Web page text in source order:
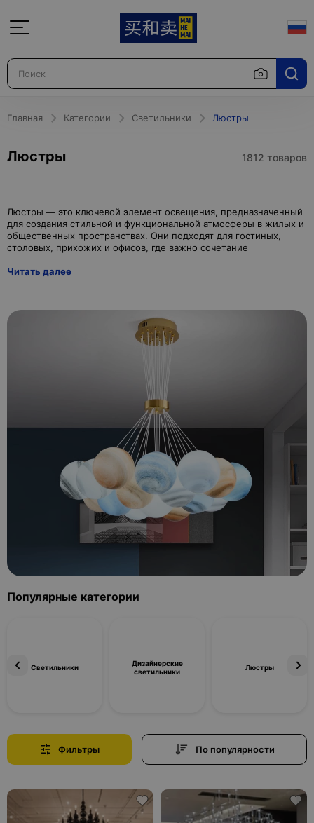
Главная Категории Светильники Люстры
Люстры 1812 товаров
Люстры — это ключевой элемент освещения, предназначенный
для создания стильной и функциональной атмосферы в жилых и
общественных пространствах. Они подходят для гостиных,
Читать далее
Популярные категории
Светильники
Дизайнерские
светильники
Люстры
Фильтры По популярности